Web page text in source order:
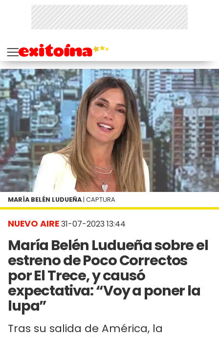
NUEVO AIRE31-07-2023 13:44
María Belén Ludueña sobre el
estreno de Poco Correctos
por El Trece, y causó
expectativa: “Voy a poner la
lupa”
Tras su salida de América, la
MARÍA BELÉN LUDUEÑA | CAPTURA